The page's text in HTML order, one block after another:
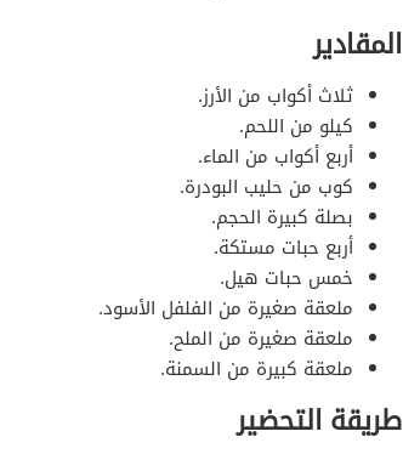
المقادير
ثلاث أكواب من الأرز.
كيلو من اللحم.
أربع أكواب من الماء.
كوب من حليب البودرة.
بصلة كبيرة الحجم.
أربع حبات مستكة.
خمس حبات هيل.
ملعقة صغيرة من الفلفل الأسود.
ملعقة صغيرة من الملح.
ملعقة كبيرة من السمنة.
طريقة التحضير